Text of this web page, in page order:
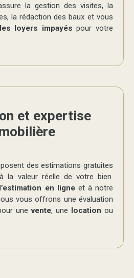
la gestion des visites, la
la rédaction des baux et vous
loyers impayés pour votre
et expertise
des estimations gratuites
la valeur réelle de votre bien.
en ligneet à notre
vous offrons une évaluation
unevente, une location ou